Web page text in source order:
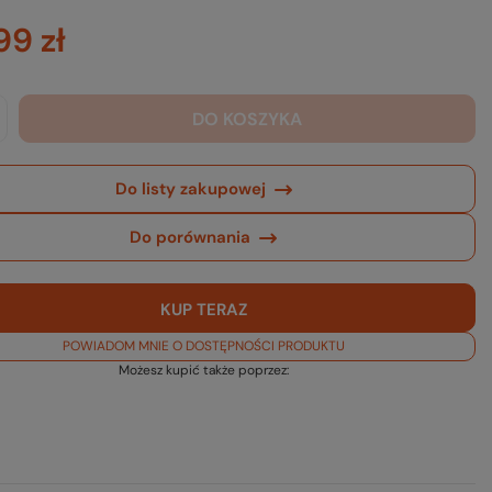
zł
DO KOSZYKA
Do listy zakupowej
Do porównania
KUP TERAZ
POWIADOM MNIE O DOSTĘPNOŚCI PRODUKTU
Możesz kupić także poprzez: